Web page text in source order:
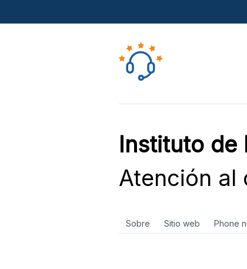
Instituto de
Atención al
Sobre Sitio web Phone